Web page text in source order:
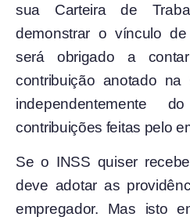
sua Carteira de
demonstrar o vínculo
será obrigado a
contribuição anotado na
independentemente
contribuições feitas pelo
Se o INSS quiser
deve adotar as
empregador. Mas isto